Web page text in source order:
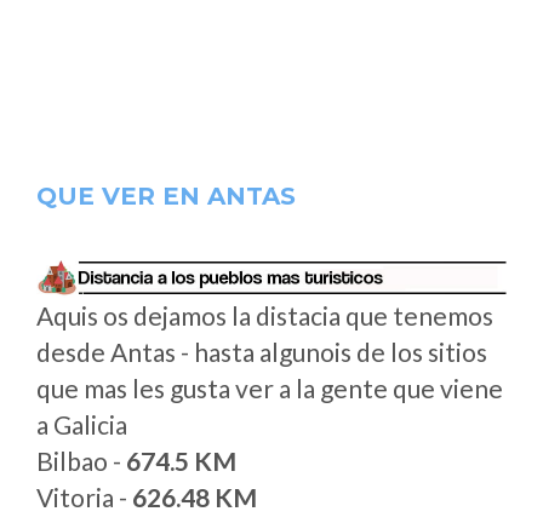
QUE VER EN ANTAS
Aquis os dejamos la distacia que tenemos
desde Antas - hasta algunois de los sitios
que mas les gusta ver a la gente que viene
a Galicia
Bilbao - 674.5 KM
Vitoria - 626.48 KM